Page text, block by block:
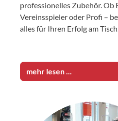
professionelles Zubehör. Ob
Vereinsspieler oder Profi –
alles für Ihren Erfolg am
mehr lesen ...